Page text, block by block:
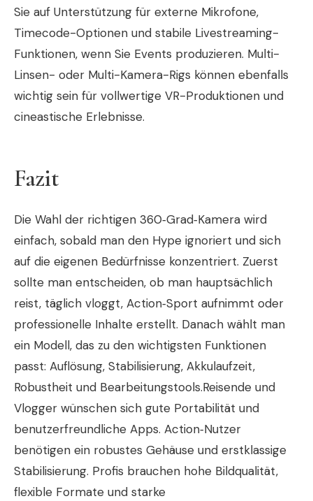
Sie auf Unterstützung für externe Mikrofone,
Timecode-Optionen und stabile Livestreaming-
Funktionen, wenn Sie Events produzieren. Multi-
Linsen- oder Multi-Kamera-Rigs können ebenfalls
wichtig sein für vollwertige VR-Produktionen und
cineastische Erlebnisse.
Fazit
Die Wahl der richtigen 360‑Grad‑Kamera wird
einfach, sobald man den Hype ignoriert und sich
auf die eigenen Bedürfnisse konzentriert. Zuerst
sollte man entscheiden, ob man hauptsächlich
reist, täglich vloggt, Action‑Sport aufnimmt oder
professionelle Inhalte erstellt. Danach wählt man
ein Modell, das zu den wichtigsten Funktionen
passt: Auflösung, Stabilisierung, Akkulaufzeit,
Robustheit und Bearbeitungstools.Reisende und
Vlogger wünschen sich gute Portabilität und
benutzerfreundliche Apps. Action‑Nutzer
benötigen ein robustes Gehäuse und erstklassige
Stabilisierung. Profis brauchen hohe Bildqualität,
flexible Formate und starke